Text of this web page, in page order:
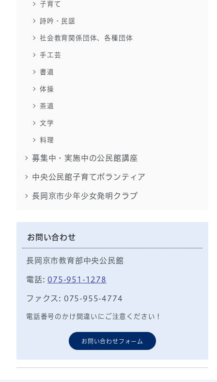
子育て
詩吟・民謡
社会教育関係団体、各種団体
手工芸
書道
体操
茶道
文学
料理
募集中・実施中の公民館講座
中央公民館子育てボランティア
長岡京市少年少女発明クラブ
お問い合わせ
長岡京市教育部中央公民館
電話: 075-951-1278
ファクス: 075-955-4774
電話番号のかけ間違いにご注意ください！
お問い合わせフォーム